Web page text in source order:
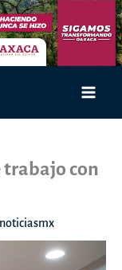
trabajo con